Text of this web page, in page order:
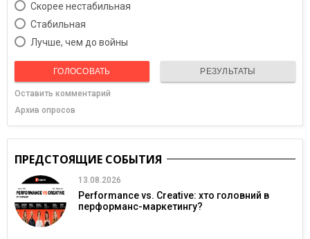
Скорее нестабильная
Cтабильная
Лучше, чем до войны
ГОЛОСОВАТЬ РЕЗУЛЬТАТЫ
Оставить комментарий
Архив опросов
ПРЕДСТОЯЩИЕ СОБЫТИЯ
13.08.2026
Performance vs. Creative: хто головний в
перформанс-маркетингу?